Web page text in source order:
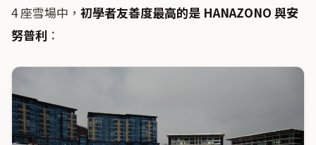
4 座雪場中， 初學者友善度最高的是 HANAZONO 與安
努普利 ：